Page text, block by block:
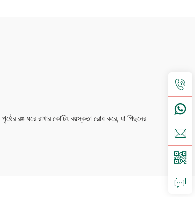
রঙ ধরে রাখার কোটিং বয়স্কতা রোধ করে, যা পিছনের